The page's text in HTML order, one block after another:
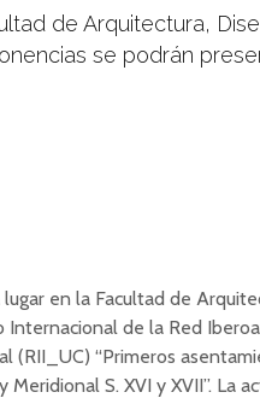
de Arquitectura,
se podrán
en la Facultad de
Internacional de la Red
(RII_UC) “Primeros
S. XVI y XVII”. La